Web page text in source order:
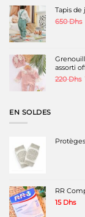
Tapis de
650Dhs
assorti
220Dhs
EN SOLDES
RR
15 Dhs